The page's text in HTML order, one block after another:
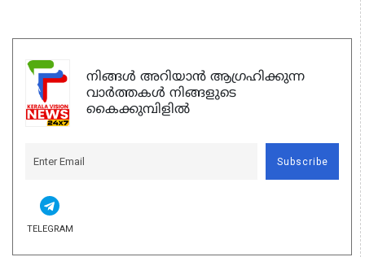
നിങ്ങൾ അറിയാൻ ആഗ്രഹിക്കുന്ന
വാർത്തകൾ നിങ്ങളുടെ
കൈക്കുമ്പിളിൽ
Subscribe
TELEGRAM